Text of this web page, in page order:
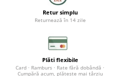
Aparate de tuns & ras
Cantare corporale
Baza lavoar
Retur simplu
Returnează în 14 zile
Plăti flexibile
Card · Ramburs · Rate fără dobândă ·
Cumpără acum, plătește mai târziu